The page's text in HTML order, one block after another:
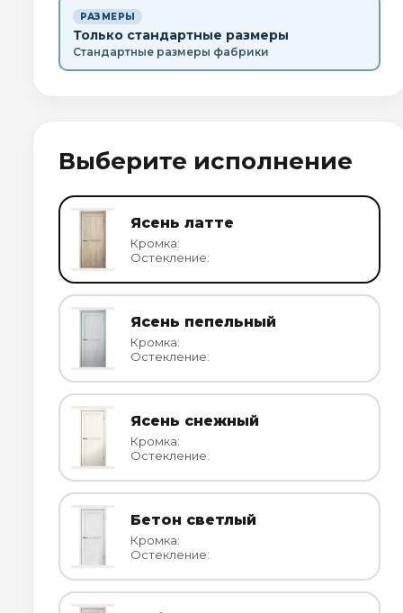
РАЗМЕРЫ
Только стандартные размеры
Стандартные размеры фабрики
Выберите исполнение
Ясень латте
Кромка:
Остекление:
Ясень пепельный
Кромка:
Остекление:
Ясень снежный
Кромка:
Остекление:
Бетон светлый
Кромка:
Остекление: